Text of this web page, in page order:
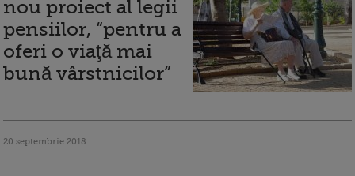
nou proiect al legii
pensiilor, “pentru a
oferi o viaţă mai
bună vârstnicilor”
20 septembrie 2018